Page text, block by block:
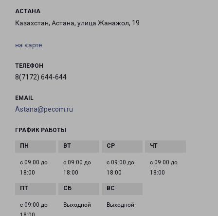
АСТАНА
Казахстан, Астана, улица Жанажол, 19
на карте
ТЕЛЕФОН
8(7172) 644-644
EMAIL
Astana@pecom.ru
ГРАФИК РАБОТЫ
с 09:00 до
18:00
с 09:00 до
18:00
с 09:00 до
18:00
с 09:00 до
18:00
с 09:00 до
Выходной Выходной